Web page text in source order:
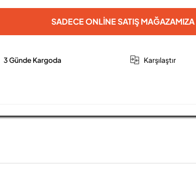
SADECE ONLINE SATIŞ MAĞAZAMIZA
3 Günde Kargoda Karşılaştır